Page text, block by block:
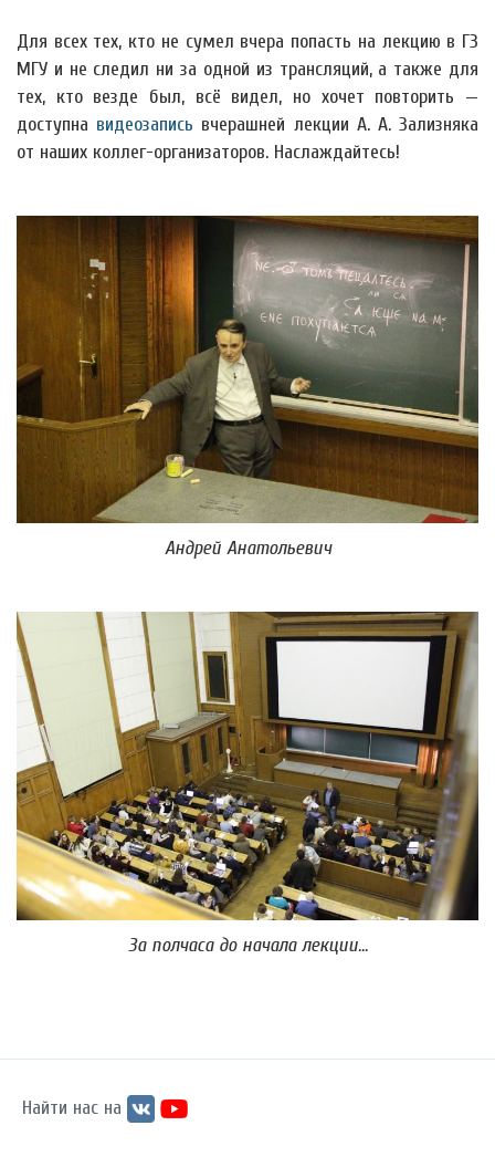
Для всех тех, кто не сумел вчера попасть на лекцию в ГЗ
МГУ и не следил ни за одной из трансляций, а также для
тех, кто везде был, всё видел, но хочет повторить —
доступна видеозапись вчерашней лекции А. А. Зализняка
от наших коллег-организаторов. Наслаждайтесь!
Андрей Анатольевич
За полчаса до начала лекции...
Найти нас на